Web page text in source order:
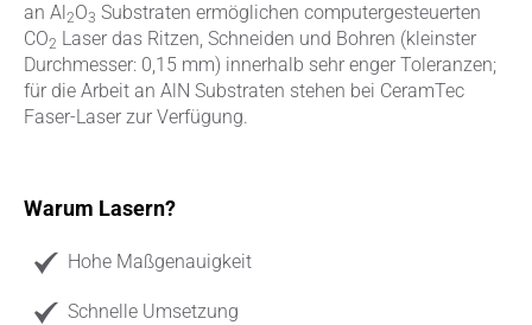
an Al 2O3 Substraten ermöglichen computergesteuerten
CO2 Laser das Ritzen, Schneiden und Bohren (kleinster
Durchmesser: 0,15 mm) innerhalb sehr enger Toleranzen;
für die Arbeit an AlN Substraten stehen bei CeramTec
Faser-Laser zur Verfügung.
Warum Lasern?
Hohe Maßgenauigkeit
Schnelle Umsetzung